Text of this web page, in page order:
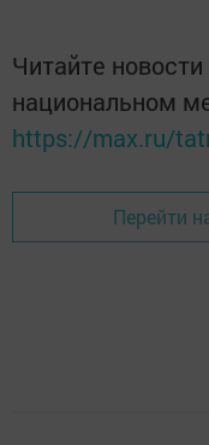
Читайте
национальном
https://max.ru/
Перейти